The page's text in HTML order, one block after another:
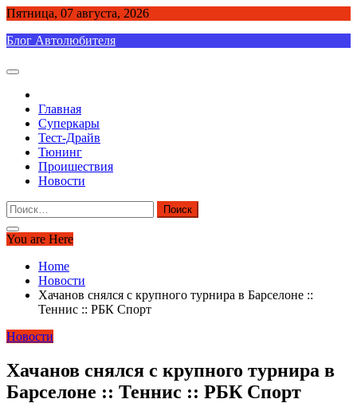
Skip
content
Пятница, 07 августа, 2026
Блог Автолюбителя
Главная
Суперкары
Тест-Драйв
Тюнинг
Проишествия
Новости
Найти:
You are Here
Home
Новости
Хачанов снялся с крупного турнира в Барселоне ::
Теннис :: РБК Спорт
Новости
Хачанов снялся с крупного турнира в
Барселоне :: Теннис :: РБК Спорт